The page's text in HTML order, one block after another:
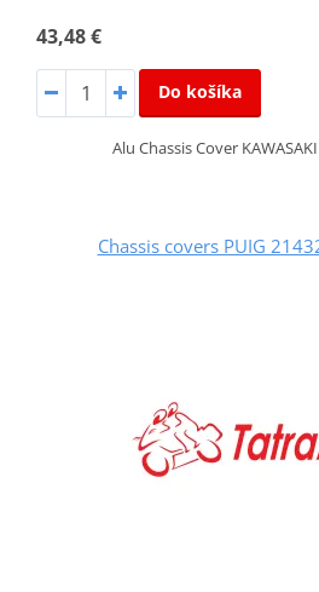
43,48 €
Do košíka
Alu Chassis Cover
Chassis covers PUIG